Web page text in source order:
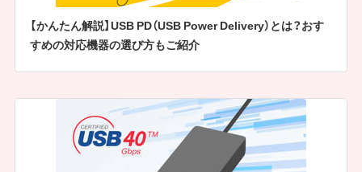
【かんたん解説】USB PD（USB Power Delivery）とは？おす
すめの対応機器の選び方もご紹介